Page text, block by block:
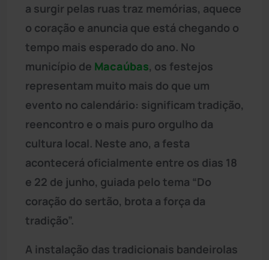
a surgir pelas ruas traz memórias, aquece
o coração e anuncia que está chegando o
tempo mais esperado do ano. No
município de Macaúbas, os festejos
representam muito mais do que um
evento no calendário: significam tradição,
reencontro e o mais puro orgulho da
cultura local. Neste ano, a festa
acontecerá oficialmente entre os dias 18
e 22 de junho, guiada pelo tema “Do
coração do sertão, brota a força da
tradição”.
A instalação das tradicionais bandeirolas